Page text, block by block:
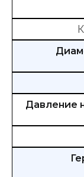
Давление